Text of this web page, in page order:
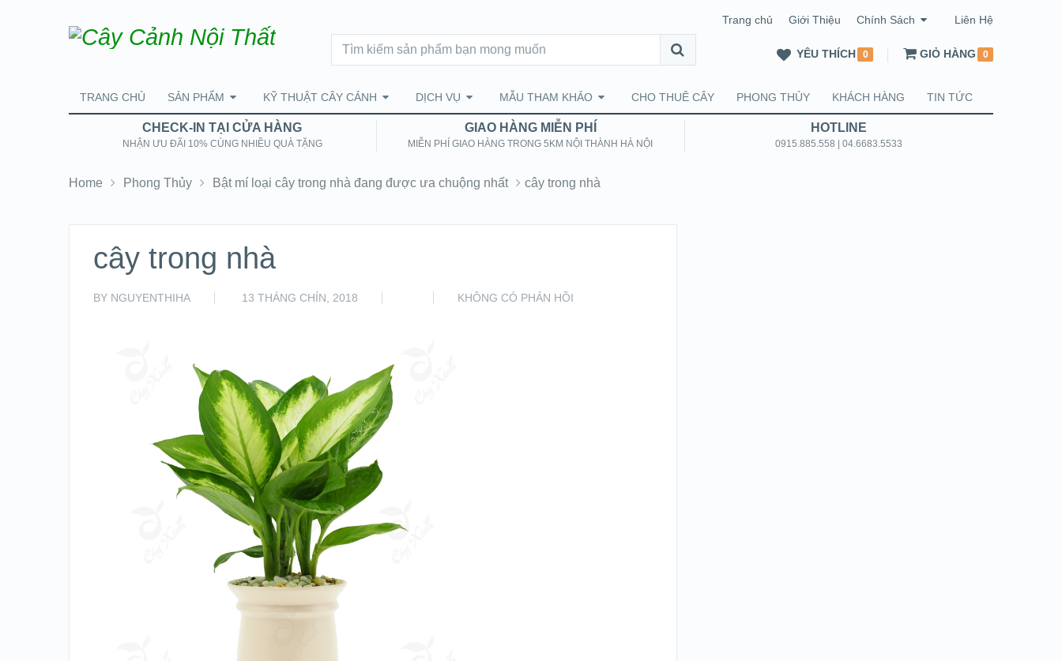
Trang chủ Giới Thiệu Chính Sách Liên Hệ
YÊU THÍCH 0 GIỎ HÀNG 0
TRANG CHỦ SẢN PHẨM KỸ THUẬT CÂY CẢNH DỊCH VỤ MẪU THAM KHẢO CHO THUÊ CÂY PHONG THỦY KHÁCH HÀNG TIN TỨC
CHECK-IN TẠI CỬA HÀNG
NHẬN ƯU ĐÃI 10% CÙNG NHIỀU QUÀ TẶNG
GIAO HÀNG MIỄN PHÍ
MIỄN PHÍ GIAO HÀNG TRONG 5KM NỘI THÀNH HÀ NỘI
HOTLINE
0915.885.558 | 04.6683.5533
Home Phong Thủy Bật mí loại cây trong nhà đang được ưa chuộng nhất cây trong nhà
cây trong nhà
BY NGUYENTHIHA 13 THÁNG CHÍN, 2018 KHÔNG CÓ PHẢN HỒI